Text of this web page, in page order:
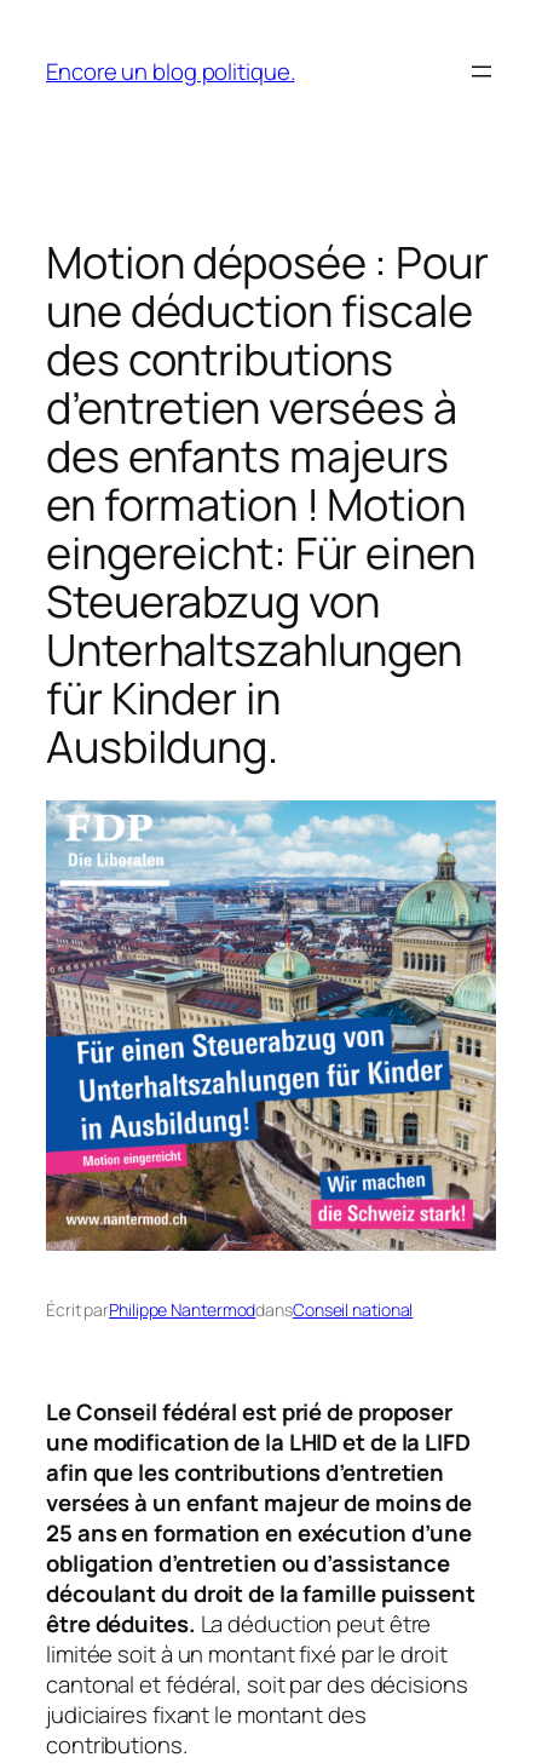
contenu
Encore un blog politique.
Motion déposée : Pour
une déduction fiscale
des contributions
d’entretien versées à
des enfants majeurs
en formation ! Motion
eingereicht: Für einen
Steuerabzug von
Unterhaltszahlungen
für Kinder in
Ausbildung.
Écrit parPhilippe NantermoddansConseil national
Le Conseil fédéral est prié de proposer
une modification de la LHID et de la LIFD
afin que les contributions d’entretien
versées à un enfant majeur de moins de
25 ans en formation en exécution d’une
obligation d’entretien ou d’assistance
découlant du droit de la famille puissent
être déduites. La déduction peut être
limitée soit à un montant fixé par le droit
cantonal et fédéral, soit par des décisions
judiciaires fixant le montant des
contributions.